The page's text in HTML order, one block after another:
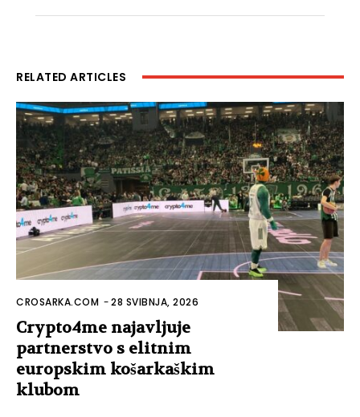
RELATED ARTICLES
CROSARKA.COM -28 SVIBNJA, 2026
Crypto4me najavljuje
partnerstvo s elitnim
europskim košarkaškim
klubom